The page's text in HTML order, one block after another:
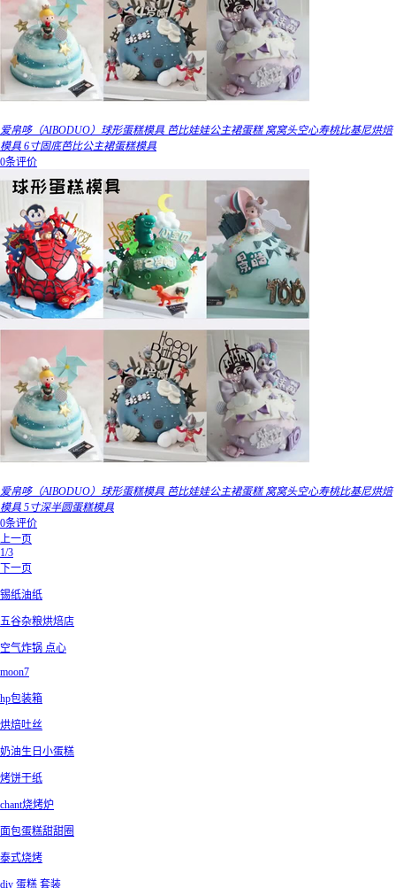
爱帛哆（AIBODUO）球形蛋糕模具 芭比娃娃公主裙蛋糕 窝窝头空心寿桃比基尼烘焙
模具 6寸固底芭比公主裙蛋糕模具
0条评价
爱帛哆（AIBODUO）球形蛋糕模具 芭比娃娃公主裙蛋糕 窝窝头空心寿桃比基尼烘焙
模具 5寸深半圆蛋糕模具
0条评价
上一页
1/3
下一页
锡纸油纸
五谷杂粮烘焙店
空气炸锅 点心
moon7
hp包装箱
烘焙吐丝
奶油生日小蛋糕
烤饼干纸
chant烧烤炉
面包蛋糕甜甜圈
泰式烧烤
diy 蛋糕 套装